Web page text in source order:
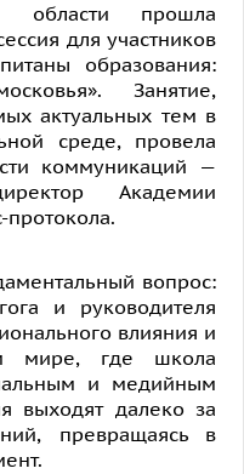
области прошла
для участников
образования:
Занятие,
актуальных тем в
среде, провела
коммуникаций —
Академии
протокола.
вопрос:
и руководителя
влияния и
мире, где школа
и медийным
выходят далеко за
превращаясь в